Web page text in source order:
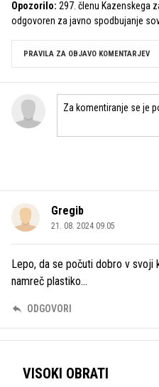
Opozorilo: 297. členu Kazenskega
odgovoren za javno spodbujanje
PRAVILA ZA OBJAVO KOMENTARJEV
Gregib
21. 08. 2024 09.05
Lepo, da se počuti dobro v svoji
namreč plastiko...
ODGOVORI
VISOKI OBRATI